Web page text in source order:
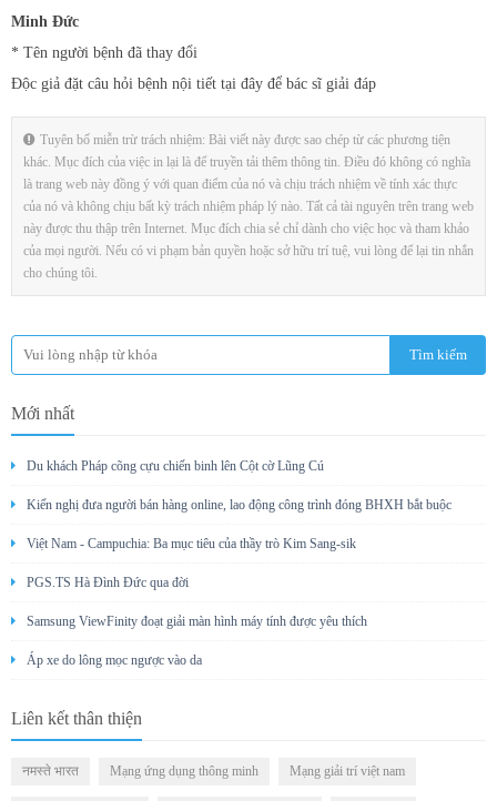
Minh Đức
* Tên người bệnh đã thay đổi
Độc giả đặt câu hỏi bệnh nội tiết tại đây để bác sĩ giải đáp
Tuyên bố miễn trừ trách nhiệm: Bài viết này được sao chép từ các phương tiện
khác. Mục đích của việc in lại là để truyền tải thêm thông tin. Điều đó không có nghĩa
là trang web này đồng ý với quan điểm của nó và chịu trách nhiệm về tính xác thực
của nó và không chịu bất kỳ trách nhiệm pháp lý nào. Tất cả tài nguyên trên trang web
này được thu thập trên Internet. Mục đích chia sẻ chỉ dành cho việc học và tham khảo
của mọi người. Nếu có vi phạm bản quyền hoặc sở hữu trí tuệ, vui lòng để lại tin nhắn
cho chúng tôi.
Mới nhất
Du khách Pháp cõng cựu chiến binh lên Cột cờ Lũng Cú
Kiến nghị đưa người bán hàng online, lao động công trình đóng BHXH bắt buộc
Việt Nam - Campuchia: Ba mục tiêu của thầy trò Kim Sang-sik
PGS.TS Hà Đình Đức qua đời
Samsung ViewFinity đoạt giải màn hình máy tính được yêu thích
Áp xe do lông mọc ngược vào da
Liên kết thân thiện
नमस्ते भारत Mạng ứng dụng thông minh Mạng giải trí việt nam